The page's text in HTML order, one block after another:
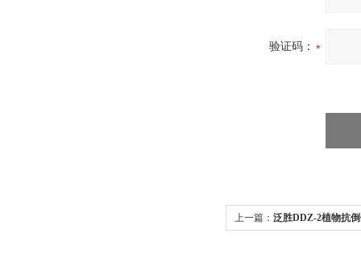
验证码：
上一篇： 泛胜DDZ-2植物抗